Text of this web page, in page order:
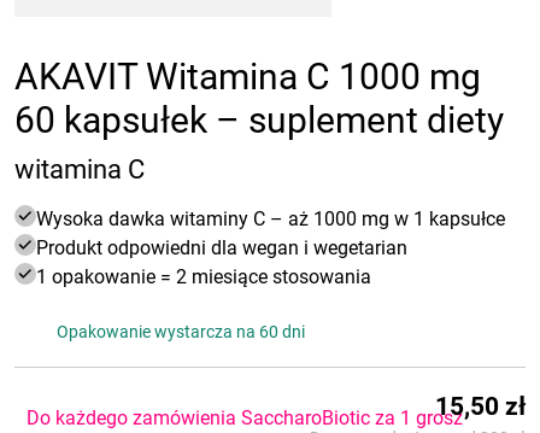
AKAVIT Witamina C 1000 mg
60 kapsułek – suplement diety
witamina C
Wysoka dawka witaminy C – aż 1000 mg w 1 kapsułce
Produkt odpowiedni dla wegan i wegetarian
1 opakowanie = 2 miesiące stosowania
Opakowanie wystarcza na 60 dni
Do każdego zamówienia SaccharoBiotic za 1 grosz15,50 zł